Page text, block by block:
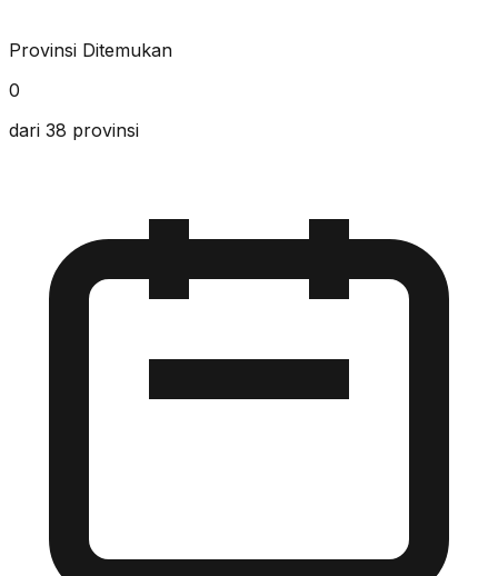
Provinsi Ditemukan
0
dari 38 provinsi